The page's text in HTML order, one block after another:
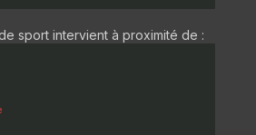
sport intervient à proximité de :